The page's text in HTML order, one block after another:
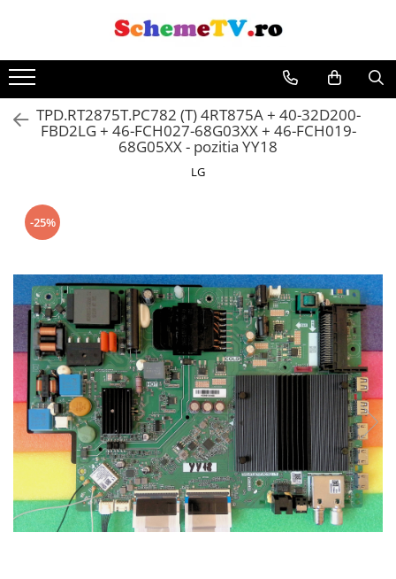
TPD.RT2875T.PC782 (T) 4RT875A + 40-32D200-
FBD2LG + 46-FCH027-68G03XX + 46-FCH019-
68G05XX - pozitia YY18
LG
-25%